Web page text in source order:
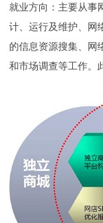
就业方向：主要从事
计、运行及维护、网
的信息资源搜集、网
和市场调查等工作。